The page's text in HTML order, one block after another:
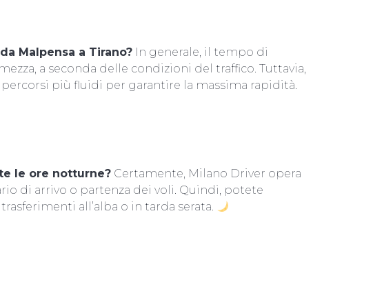
Malpensa a Tirano?In generale, il tempo di
a seconda delle condizioni del traffico. Tuttavia,
più fluidi per garantire la massima rapidità.
le ore notturne?Certamente, Milano Driver opera
di arrivo o partenza dei voli. Quindi, potete
all’alba o in tarda serata.